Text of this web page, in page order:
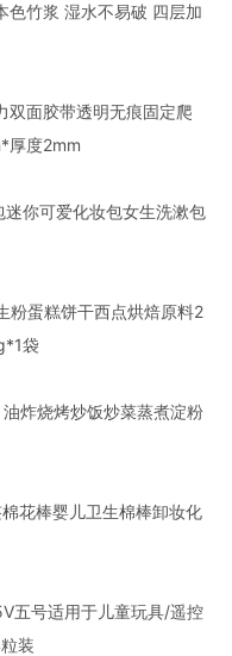
色竹浆 湿水不易破 四层加
双面胶带透明无痕固定爬
厚度2mm
你可爱化妆包女生洗漱包
粉蛋糕饼干西点烘焙原料2
袋
炸烧烤炒饭炒菜蒸煮淀粉
花棒婴儿卫生棉棒卸妆化
五号适用于儿童玩具/遥控
装